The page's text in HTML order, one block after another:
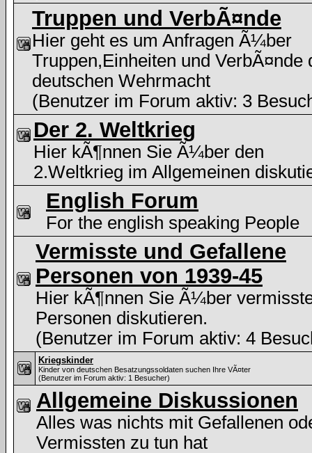
Truppen und VerbÃ¤nde
Hier geht es um Anfragen Ã¼ber
Truppen,Einheiten und VerbÃ¤nde
deutschen Wehrmacht
(Benutzer im Forum aktiv: 3
Der 2. Weltkrieg
Hier kÃ¶nnen Sie Ã¼ber den
2.Weltkrieg im Allgemeinen
English Forum
For the english speaking People
Vermisste und Gefallene
Personen von 1939-45
Hier kÃ¶nnen Sie Ã¼ber
Personen diskutieren.
(Benutzer im Forum aktiv: 4
Kriegskinder
Kinder von deutschen Besatzungssoldaten suchen Ihre VÃ¤ter
(Benutzer im Forum aktiv: 1 Besucher)
Allgemeine Diskussionen
Alles was nichts mit Gefallenen
Vermissten zu tun hat